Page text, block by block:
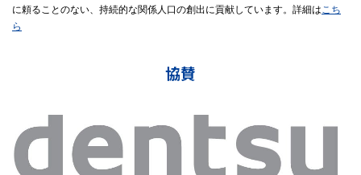
に頼ることのない、持続的な関係人口の創出に貢献しています。詳細はこち
ら
協賛